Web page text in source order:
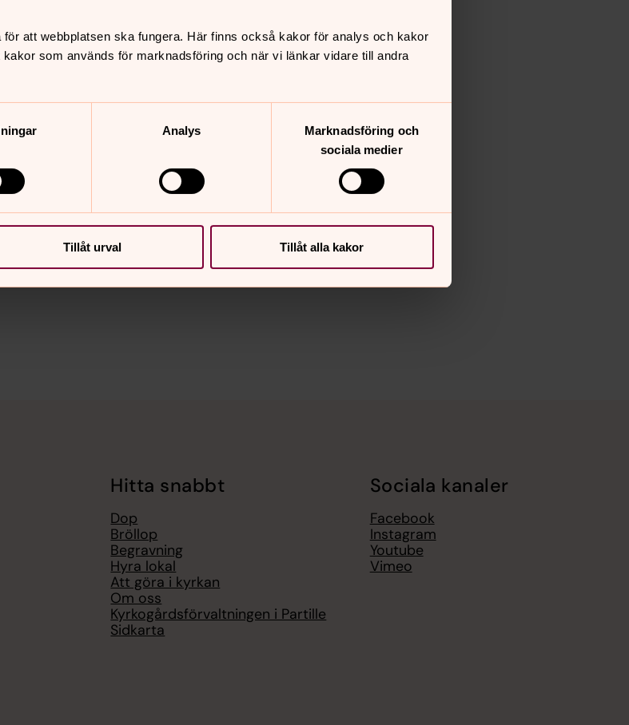
att webbplatsen ska fungera. Här finns också kakor för analys och kakor
som används för marknadsföring och när vi länkar vidare till andra
Analys
Marknadsföring och
sociala medier
Tillåt urval Tillåt alla kakor
Hitta snabbt
Dop
Bröllop
Begravning
Hyra lokal
Att göra i kyrkan
Om oss
Kyrkogårdsförvaltningen i Partille
Sidkarta
Sociala kanaler
Facebook
Instagram
Youtube
Vimeo